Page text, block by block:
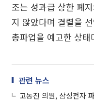
조는 성과급 상한 폐
지 않았다며 결렬을
총파업을 예고한 상태
관련 뉴스